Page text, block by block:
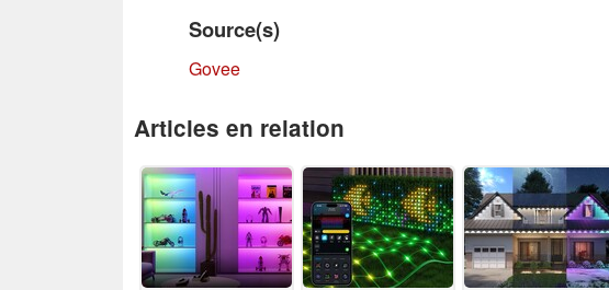
Source(s)
Govee
Articles en relation